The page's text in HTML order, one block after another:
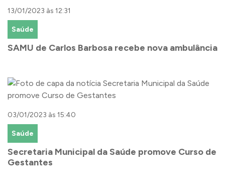
13/01/2023 às 12:31
Saúde
SAMU de Carlos Barbosa recebe nova ambulância
03/01/2023 às 15:40
Saúde
Secretaria Municipal da Saúde promove Curso de
Gestantes